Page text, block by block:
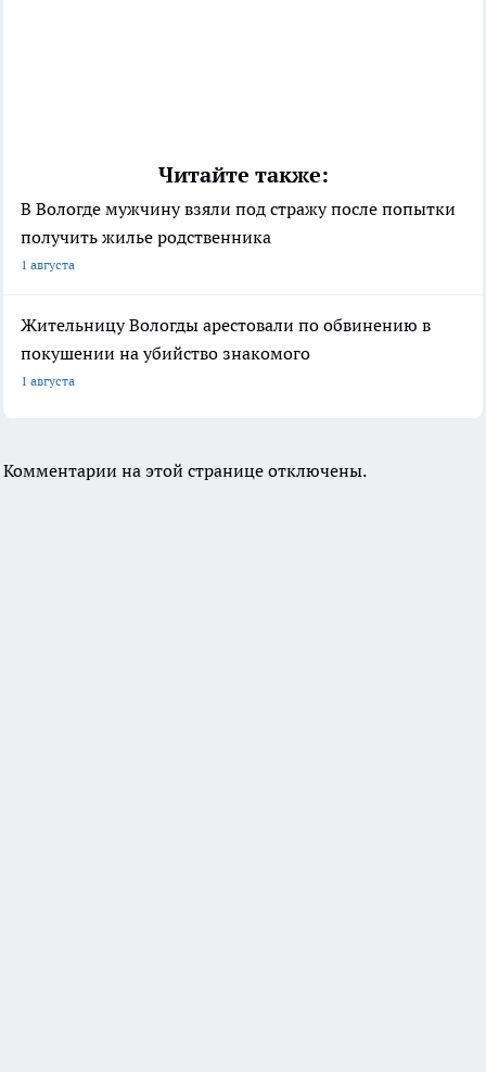
Читайте также:
В Вологде мужчину взяли под стражу после попытки
получить жилье родственника
1 августа
Жительницу Вологды арестовали по обвинению в
покушении на убийство знакомого
1 августа
Комментарии на этой странице отключены.